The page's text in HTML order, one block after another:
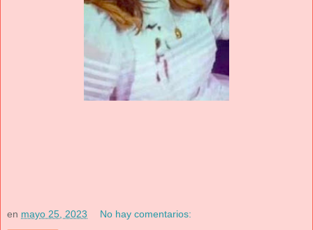
en mayo 25, 2023 No hay comentarios: